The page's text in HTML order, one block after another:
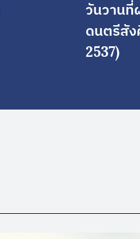
วันวานที่
ดนตรีสั
2537)